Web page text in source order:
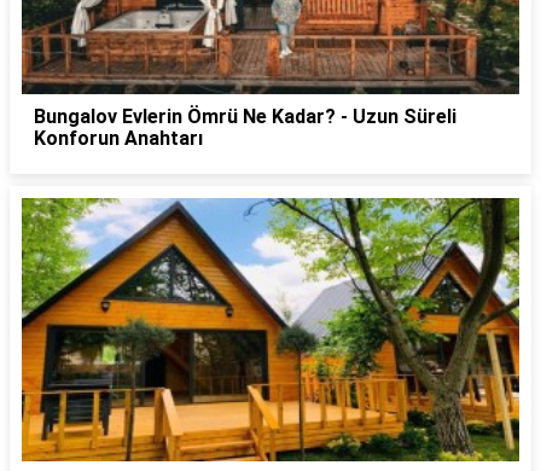
Bungalov Evlerin Ömrü Ne Kadar? - Uzun Süreli
Konforun Anahtarı